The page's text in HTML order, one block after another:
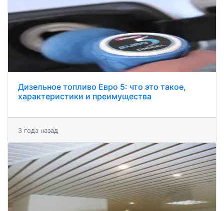
Дизельное топливо Евро 5: что это такое,
характеристики и преимущества
3 года назад